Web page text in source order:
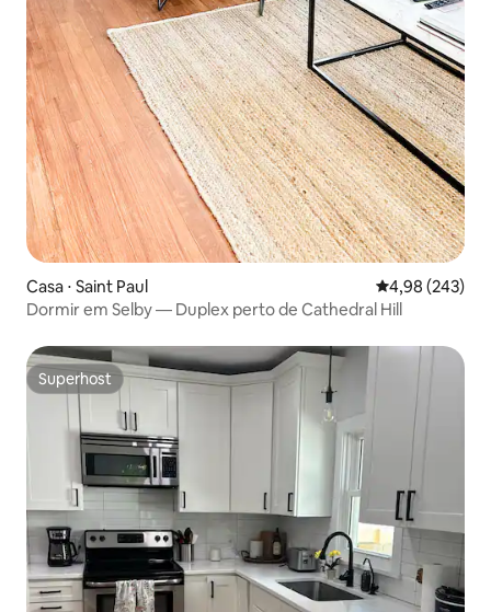
Casa ⋅ Saint Paul 4,98 de uma
4,98 (243)
Dormir em Selby — Duplex perto de Cathedral Hill
Superhost
Superhost